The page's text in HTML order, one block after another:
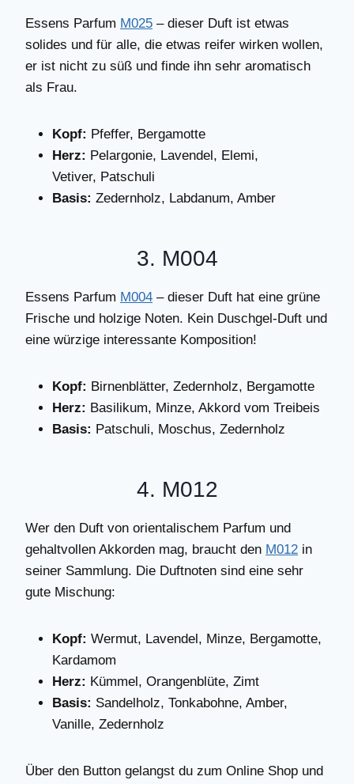
Essens Parfum M025 – dieser Duft ist etwas
solides und für alle, die etwas reifer wirken wollen,
er ist nicht zu süß und finde ihn sehr aromatisch
als Frau.
Kopf: Pfeffer, Bergamotte
Herz: Pelargonie, Lavendel, Elemi,
Vetiver, Patschuli
Basis: Zedernholz, Labdanum, Amber
3. M004
Essens Parfum M004 – dieser Duft hat eine grüne
Frische und holzige Noten. Kein Duschgel-Duft und
eine würzige interessante Komposition!
Kopf: Birnenblätter, Zedernholz, Bergamotte
Herz: Basilikum, Minze, Akkord vom Treibeis
Basis: Patschuli, Moschus, Zedernholz
4. M012
Wer den Duft von orientalischem Parfum und
gehaltvollen Akkorden mag, braucht den M012 in
seiner Sammlung. Die Duftnoten sind eine sehr
gute Mischung:
Kopf: Wermut, Lavendel, Minze, Bergamotte,
Kardamom
Herz: Kümmel, Orangenblüte, Zimt
Basis: Sandelholz, Tonkabohne, Amber,
Vanille, Zedernholz
Über den Button gelangst du zum Online Shop und